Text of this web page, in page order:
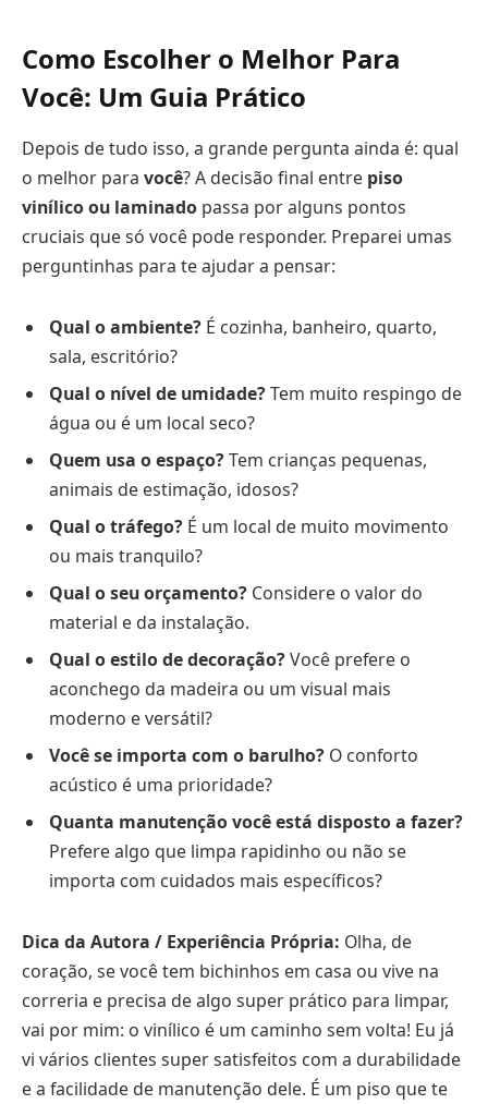
Como Escolher o Melhor Para
Você: Um Guia Prático
Depois de tudo isso, a grande pergunta ainda é: qual
o melhor para você? A decisão final entre piso
vinílico ou laminado passa por alguns pontos
cruciais que só você pode responder. Preparei umas
perguntinhas para te ajudar a pensar:
Qual o ambiente? É cozinha, banheiro, quarto,
sala, escritório?
Qual o nível de umidade?Tem muito respingo de
água ou é um local seco?
Quem usa o espaço?Tem crianças pequenas,
animais de estimação, idosos?
Qual o tráfego? É um local de muito movimento
ou mais tranquilo?
Qual o seu orçamento? Considere o valor do
material e da instalação.
Qual o estilo de decoração?Você prefere o
aconchego da madeira ou um visual mais
moderno e versátil?
Você se importa com o barulho? O conforto
acústico é uma prioridade?
Quanta manutenção você está disposto a fazer?
Prefere algo que limpa rapidinho ou não se
importa com cuidados mais específicos?
Dica da Autora / Experiência Própria: Olha, de
coração, se você tem bichinhos em casa ou vive na
correria e precisa de algo super prático para limpar,
vai por mim: o vinílico é um caminho sem volta! Eu já
vi vários clientes super satisfeitos com a durabilidade
e a facilidade de manutenção dele. É um piso que te